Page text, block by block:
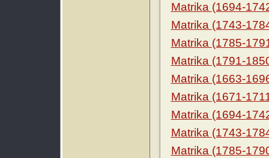
Matrika (1694-
Matrika (1743-
Matrika (1785-
Matrika (1791-
Matrika (1663-
Matrika (1671-
Matrika (1694-
Matrika (1743-
Matrika (1785-